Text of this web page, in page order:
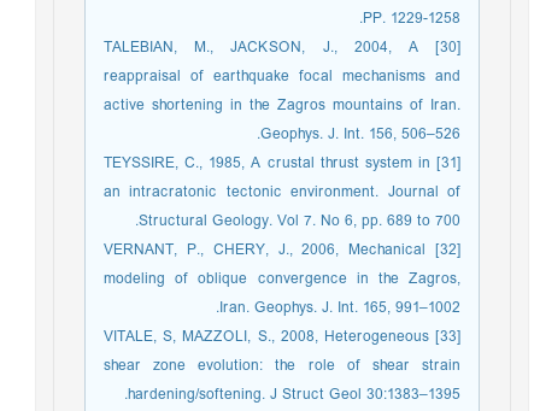
PP. 1229-1258.
[30] TALEBIAN, M., JACKSON, J., 2004, A
reappraisal of earthquake focal mechanisms and
active shortening in the Zagros mountains of Iran.
Geophys. J. Int. 156, 506–526.
[31] TEYSSIRE, C., 1985, A crustal thrust system in
an intracratonic tectonic environment. Journal of
Structural Geology. Vol 7. No 6, pp. 689 to 700.
[32] VERNANT, P., CHERY, J., 2006, Mechanical
modeling of oblique convergence in the Zagros,
Iran. Geophys. J. Int. 165, 991–1002.
[33] VITALE, S, MAZZOLI, S., 2008, Heterogeneous
shear zone evolution: the role of shear strain
hardening/softening. J Struct Geol 30:1383–1395.